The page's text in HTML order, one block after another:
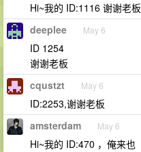
Hi~我的 ID:1116 谢谢老板
deeplee May 6
ID 1254
谢谢老板
cqustzt May 6
ID:2253,谢谢老板
amsterdam May 6
Hi~我的 ID:470 ，俺来也